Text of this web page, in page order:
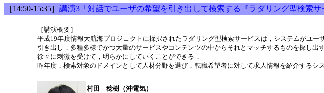
［14:50-15:35］ 講演3「対話でユーザの希望を引き出して検索する『ラダリング型検索サ
［講演概要］
平成19年度情報大航海プロジェクトに採択されたラダリング型検索サービスは，システムがユ
引き出し，多種多様でかつ大量のサービスやコンテンツの中からそれとマッチするものを探し
徐々に刺激を受けて，明らかにしていくことができる．
昨年度，検索対象のドメインとして人材分野を選び，転職希望者に対して求人情報を紹介する
村田 稔樹（沖電気）